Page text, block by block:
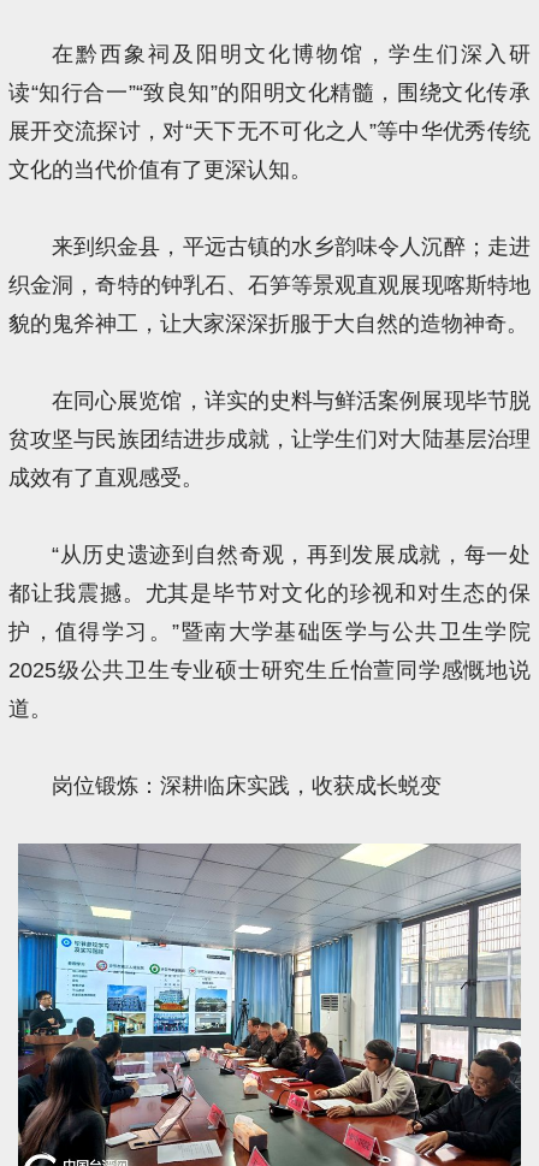
在黔西象祠及阳明文化博物馆，学生们深入研
读“知行合一”“致良知”的阳明文化精髓，围绕文化传承
展开交流探讨，对“天下无不可化之人”等中华优秀传统
文化的当代价值有了更深认知。
来到织金县，平远古镇的水乡韵味令人沉醉；走进
织金洞，奇特的钟乳石、石笋等景观直观展现喀斯特地
貌的鬼斧神工，让大家深深折服于大自然的造物神奇。
在同心展览馆，详实的史料与鲜活案例展现毕节脱
贫攻坚与民族团结进步成就，让学生们对大陆基层治理
成效有了直观感受。
“从历史遗迹到自然奇观，再到发展成就，每一处
都让我震撼。尤其是毕节对文化的珍视和对生态的保
护，值得学习。”暨南大学基础医学与公共卫生学院
2025级公共卫生专业硕士研究生丘怡萱同学感慨地说
道。
岗位锻炼：深耕临床实践，收获成长蜕变